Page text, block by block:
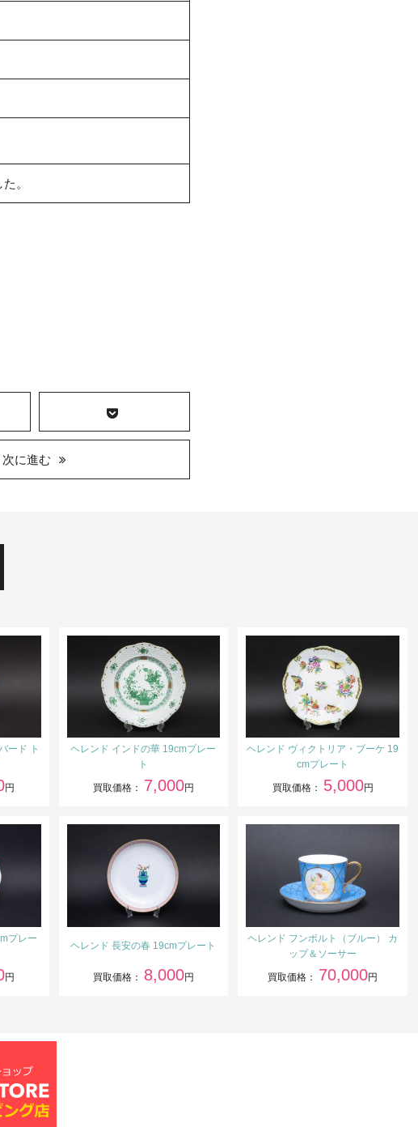
。
次に進む
ード ト
円
ヘレンド インドの華 19cmプレー
ト
買取価格： 7,000円
ヘレンド ヴィクトリア・ブーケ 19
cmプレート
買取価格： 5,000円
プレー
円
ヘレンド 長安の春 19cmプレート
買取価格： 8,000円
ヘレンド フンボルト（ブルー） カ
ップ＆ソーサー
買取価格： 70,000円